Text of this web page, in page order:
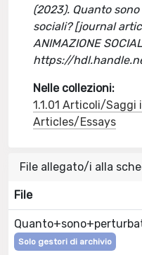
(2023). Quanto
sociali? [journal
ANIMAZIONE
https://
Nelle collezioni:
1.1.01 Articoli/
Articles/Essays
File allegato/i alla
File
Solo gestori di archivio